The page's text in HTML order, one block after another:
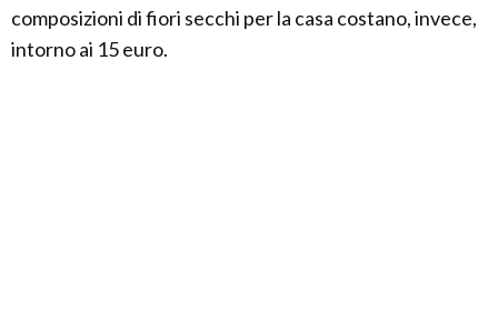
composizioni di fiori secchi per la casa costano, invece,
intorno ai 15 euro.